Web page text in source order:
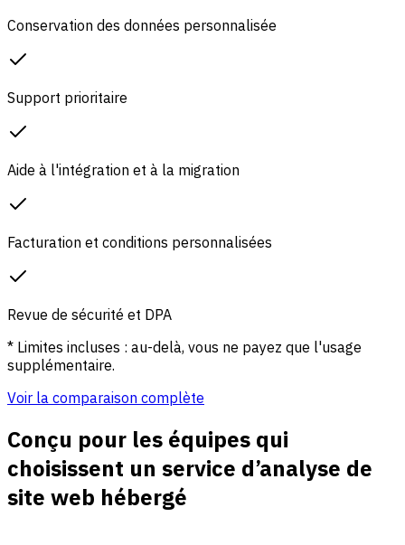
Conservation des données personnalisée
Support prioritaire
Aide à l'intégration et à la migration
Facturation et conditions personnalisées
Revue de sécurité et DPA
* Limites incluses : au-delà, vous ne payez que l'usage
supplémentaire.
Voir la comparaison complète
Conçu pour les équipes qui
choisissent un service d’analyse de
site web hébergé
Clarté du trafic et des campagnes